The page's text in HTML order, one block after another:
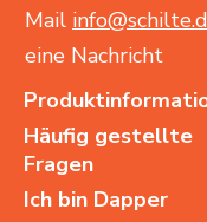
Mail
eine Nachricht
Häufig gestellte
Fragen
Ich bin Dapper